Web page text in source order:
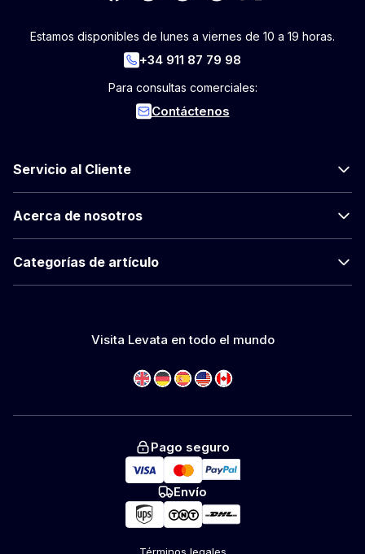
Estamos disponibles de lunes a viernes de 10 a 19 horas.
+34 911 87 79 98
Para consultas comerciales:
Contáctenos
Servicio al Cliente
Acerca de nosotros
Categorías de artículo
Visita Levata en todo el mundo
Pago seguro
Envío
Términos legales